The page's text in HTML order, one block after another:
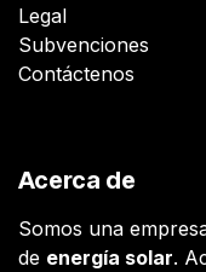
Legal
Subvenciones
Contáctenos
Acerca de
Somos una
de energía solar.